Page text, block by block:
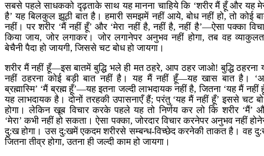
सबसे पहले साधकको दृढ़ताके साथ यह मानना चाहिये कि ‘शरीर मैं हूँ और यह
है’ यह बिलकुल झूठी बात है। हमारी समझमें नहीं आये, बोध नहीं हो, तो कोई
नहीं। पर शरीर ‘मैं नहीं हूँ’ और ‘मेरा नहीं है, नहीं है, नहीं है’—ऐसा पक्का
किया जाय, जोर लगाकर। जोर लगानेपर अनुभव नहीं होगा, तब वह
बेचैनी पैदा हो जायगी, जिससे चट बोध हो जायगा।
शरीर मैं नहीं हूँ—इस बातमें बुद्धि भले ही मत ठहरे, आप ठहर जाओ! बुद्धि ठहरना
नहीं ठहरना कोई बड़ी बात नहीं है। यह मैं नहीं हूँ—यह खास बात है।
ब्रह्मास्मि’ ‘मैं ब्रह्म हूँ’—यह इतना जल्दी लाभदायक नहीं है, जितना ‘यह मैं नहीं
यह लाभदायक है। दोनों तरहकी उपासनाएँ हैं; परंतु ‘यह मैं नहीं हूँ’ इससे चट
होगा। लेकिन खूब विचार करके पहले यह तो निर्णय कर लो कि शरीर ‘मैं’
‘मेरा’ कभी नहीं हो सकता। ऐसा पक्का, जोरदार विचार करनेपर अनुभव नहीं
दु:ख होगा। उस दु:खमें एकदम शरीरसे सम्बन्ध-विच्छेद करनेकी ताकत है। वह
जितना तीव्र होगा, उतना ही जल्दी काम हो जायगा।